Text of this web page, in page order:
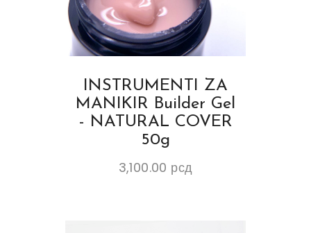
INSTRUMENTI ZA
MANIKIR Builder Gel
- NATURAL COVER
50g
3,100.00 рсд